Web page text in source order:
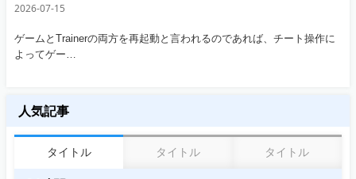
2026-07-15
ゲームとTrainerの両方を再起動と言われるのであれば、チート操作に
よってゲー…
人気記事
タイトル タイトル タイトル